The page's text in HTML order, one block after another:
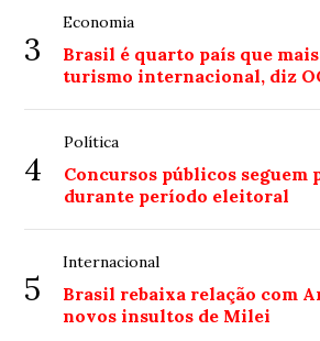
3
Economia
Brasil é quarto país que
turismo internacional, diz
4
Política
Concursos públicos seguem
durante período eleitoral
5
Internacional
Brasil rebaixa relação com
novos insultos de Milei